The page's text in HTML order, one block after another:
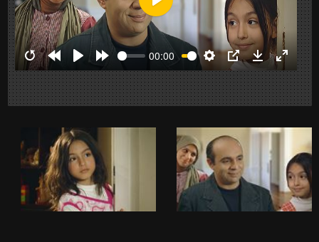
RestartRewind
10s
Play Forward
10s
00:00
Settings
PIP Download
Enter
Play